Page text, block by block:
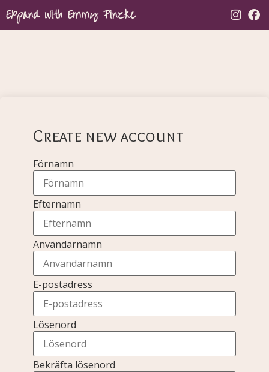
Expand with Emmy Pinzke
Create new account
Förnamn
Efternamn
Användarnamn
E-postadress
Lösenord
Bekräfta lösenord